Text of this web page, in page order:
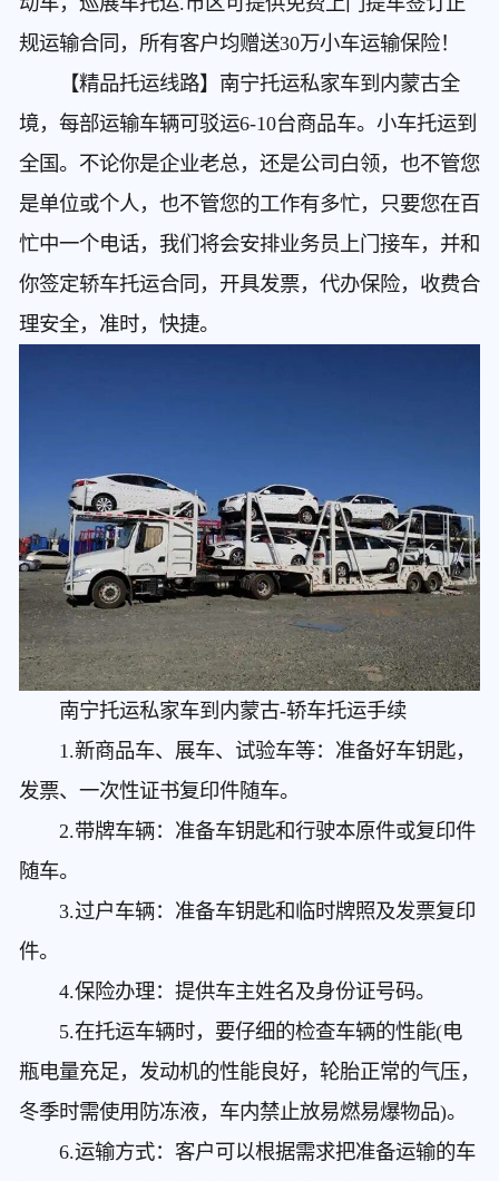
规运输合同，所有客户均赠送30万小车运输保险！
【精品托运线路】南宁托运私家车到内蒙古全
境，每部运输车辆可驳运6-10台商品车。小车托运到
全国。不论你是企业老总，还是公司白领，也不管您
是单位或个人，也不管您的工作有多忙，只要您在百
忙中一个电话，我们将会安排业务员上门接车，并和
你签定轿车托运合同，开具发票，代办保险，收费合
理安全，准时，快捷。
南宁托运私家车到内蒙古-轿车托运手续
1.新商品车、展车、试验车等：准备好车钥匙，
发票、一次性证书复印件随车。
2.带牌车辆：准备车钥匙和行驶本原件或复印件
随车。
3.过户车辆：准备车钥匙和临时牌照及发票复印
件。
4.保险办理：提供车主姓名及身份证号码。
5.在托运车辆时，要仔细的检查车辆的性能(电
瓶电量充足，发动机的性能良好，轮胎正常的气压，
冬季时需使用防冻液，车内禁止放易燃易爆物品)。
6.运输方式：客户可以根据需求把准备运输的车